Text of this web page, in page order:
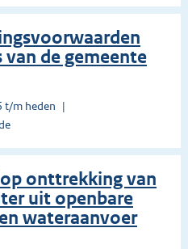
van de gemeente
t/m heden
onttrekking van
uit openbare
wateraanvoer